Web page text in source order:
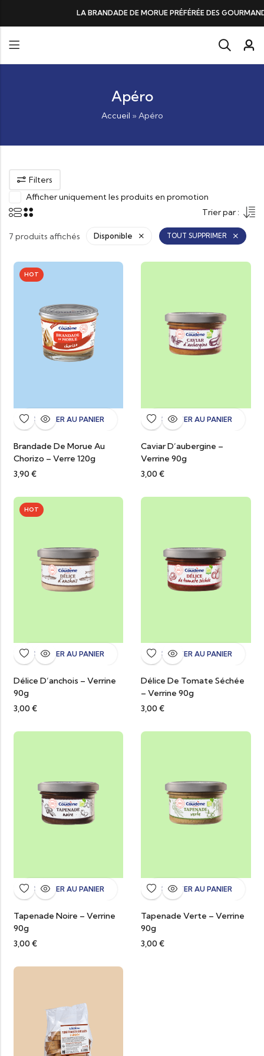
DE MORUE PRÉFÉRÉE DES GOURMANDS, N°1 DANS LES CŒURS ET
Apéro
Accueil » Apéro
Filters
Afficher uniquement les produits en promotion
Trier par :
7 produits affichés Disponible TOUT SUPPRIMER
HOT
AJOUTER AU PANIER
Brandade De Morue Au
Chorizo – Verre 120g
3,90 €
AJOUTER AU PANIER
Caviar D’aubergine –
Verrine 90g
3,00 €
HOT
AJOUTER AU PANIER
Délice D’anchois – Verrine
90g
3,00 €
AJOUTER AU PANIER
Délice De Tomate Séchée
– Verrine 90g
3,00 €
AJOUTER AU PANIER
Tapenade Noire – Verrine
90g
3,00 €
AJOUTER AU PANIER
Tapenade Verte – Verrine
90g
3,00 €